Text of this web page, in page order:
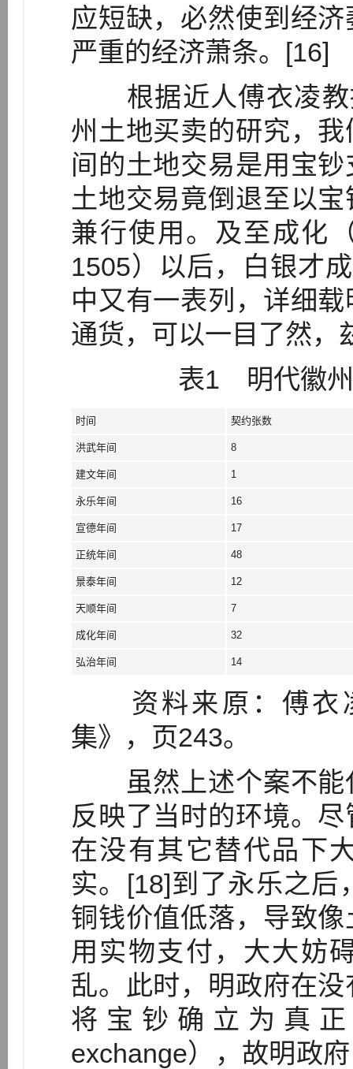
应短缺，必然使到经
严重的经济萧条。[16]
根据近人傅衣凌教
州土地买卖的研究，
间的土地交易是用宝
土地交易竟倒退至以
兼行使用。及至成化
1505）以后，白银才
中又有一表列，详细
通货，可以一目了然，
表1 明代徽州
时间 契约张数
洪武年间 8
建文年间 1
永乐年间 16
宣德年间 17
正统年间 48
景泰年间 12
天顺年间 7
成化年间 32
弘治年间 14
资料来原：傅衣
集》，页243。
虽然上述个案不能
反映了当时的环境。
在没有其它替代品下
实。[18]到了永乐之后
铜钱价值低落，导致
用实物支付，大大妨
乱。此时，明政府在
将宝钞确立为真
exchange），故明政